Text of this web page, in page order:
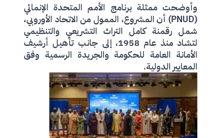
وأوضحت ممثلة برنامج الأمم المتحدة الإنمائي
(PNUD) أن المشروع، الممول من الاتحاد الأوروبي،
شمل رقمنة كامل التراث التشريعي والتنظيمي
لتشاد منذ عام 1958، إلى جانب تأهيل أرشيف
الأمانة العامة للحكومة والجريدة الرسمية وفق
المعايير الدولية.